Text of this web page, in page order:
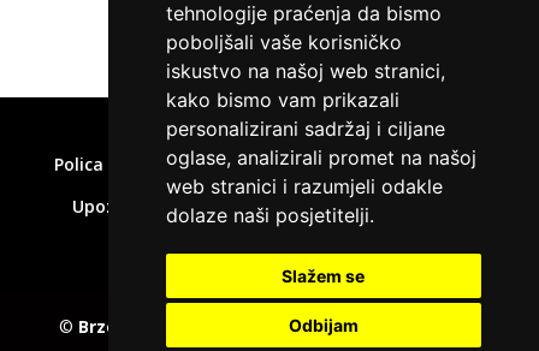
tehnologije praćenja da bismo
poboljšali vaše korisničko
iskustvo na našoj web stranici,
kako bismo vam prikazali
personalizirani sadržaj i ciljane
oglase, analizirali promet na našoj
web stranici i razumjeli odakle
dolaze naši posjetitelji.
Slažem se
Odbijam
»Jamstvo za kredit Ferratum
Polica privatnosti Uvjeti korištenja
Kolačići
Upozorenje o rizicima
Affiliate disclaimer
Kontakt
© Brzepozajmice.com
EU VAT number : 205391327,